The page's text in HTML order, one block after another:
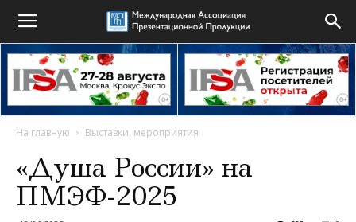
На главную Выставки, мероприятия
«Душа России» на
ПМЭФ-2025